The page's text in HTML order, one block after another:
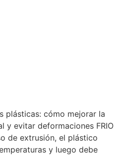
plásticas: cómo mejorar la
y evitar deformaciones FRIO
de extrusión, el plástico
y luego debe